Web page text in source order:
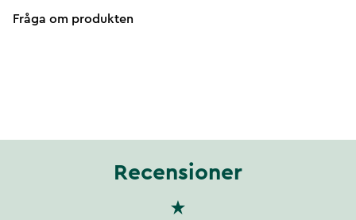
Fråga om produkten
Recensioner